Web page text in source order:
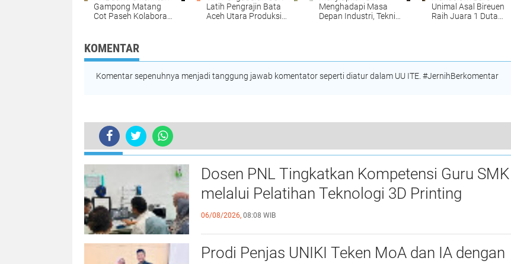
Gampong Matang
Cot Paseh Kolaborasi
Desa
Latih Pengrajin Bata
Aceh Utara Produksi
Menghadapi Masa
Depan Industri, Teknik
Unimal Asal Bireuen
Raih Juara 1 Duta
KOMENTAR
Komentar sepenuhnya menjadi tanggung jawab komentator seperti diatur dalam UU ITE. #JernihBerkomentar
PT JSN Cabang Bireuen Gelar Buka Puasa Bersama Mitra dan Santuni Anak Yatim
TERKINI
Dosen PNL Tingkatkan Kompetensi Guru SMK
melalui Pelatihan Teknologi 3D Printing
06/08/2026, 08:08 WIB
Prodi Penjas UNIKI Teken MoA dan IA dengan